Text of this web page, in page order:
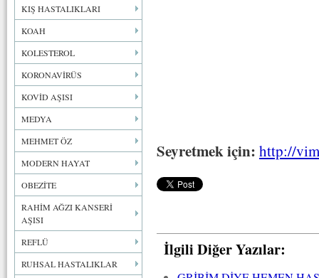
KIŞ HASTALIKLARI
KOAH
KOLESTEROL
KORONAVİRÜS
KOVİD AŞISI
MEDYA
MEHMET ÖZ
MODERN HAYAT
OBEZİTE
RAHİM AĞZI KANSERİ
AŞISI
REFLÜ
RUHSAL HASTALIKLAR
Seyretmek için: http://
İlgili Diğer Yazılar: